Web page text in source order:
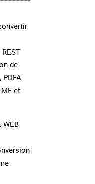
de
et
WEB